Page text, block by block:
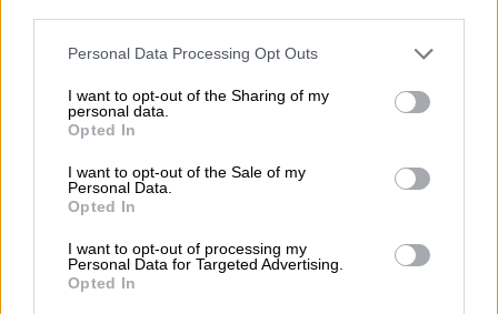
Personal Data Processing Opt Outs
I want to opt-out of the Sharing of my
personal data.
Opted In
I want to opt-out of the Sale of my
Personal Data.
Opted In
I want to opt-out of processing my
Personal Data for Targeted Advertising.
Opted In
10.000 φορές η διεθνής επιστημονική κοινότητα παρέπεμψε
Κοντοβουνήσιος
Μιχάλης Τάτσης, Insurance & Healthcare Analyst, διευθυντής
Επιχειρηματικής Ανάπτυξης Ομίλου HHG
Όταν η επόμενη μέρα είναι στάχτη, τι θα πει ο Ασφαλιστικός
Διαμεσολαβητής στον πελάτη κλάδου υγείας;